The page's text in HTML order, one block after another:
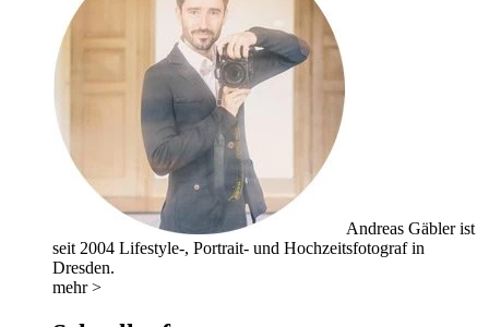
Andreas Gäbler ist
seit 2004 Lifestyle-, Portrait- und Hochzeitsfotograf in
Dresden.
mehr >